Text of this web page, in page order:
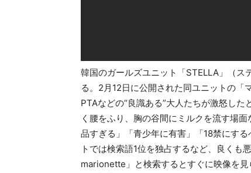
韓国のガールズユニット「STELLA」（ス
る。2月12日に公開された同ユニットの「
PTAなどの“良識ある”大人たちが激怒し
く腰をふり、胸の谷間にミルクを流す場
品すぎる」「青少年に有害」「18禁にす
トでは検索語1位を独占するなど、良く
marionette」と検索するとすぐに映像を